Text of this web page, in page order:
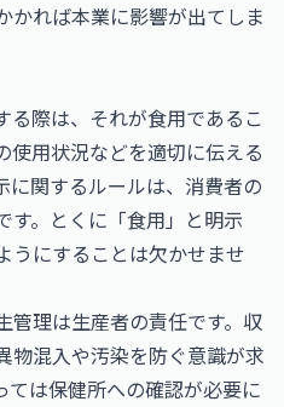
かれば本業に影響が出てしま
る際は、それが食用であるこ
使用状況などを適切に伝える
に関するルールは、消費者の
す。とくに「食用」と明示
うにすることは欠かせませ
管理は生産者の責任です。収
物混入や汚染を防ぐ意識が求
ては保健所への確認が必要に